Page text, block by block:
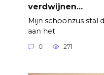
verdwijnen…
Mijn schoonzus stal
aan het
0 271